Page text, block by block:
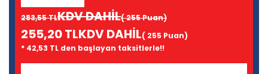
283,55 TLKDV DAHİL( 255 Puan)
255,20 TLKDV DAHİL( 255 Puan)
* 42,53 TL den başlayan taksitlerle!!